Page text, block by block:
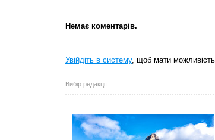
Немає коментарів.
Увійдіть в систему, щоб мати
Вибір редакції